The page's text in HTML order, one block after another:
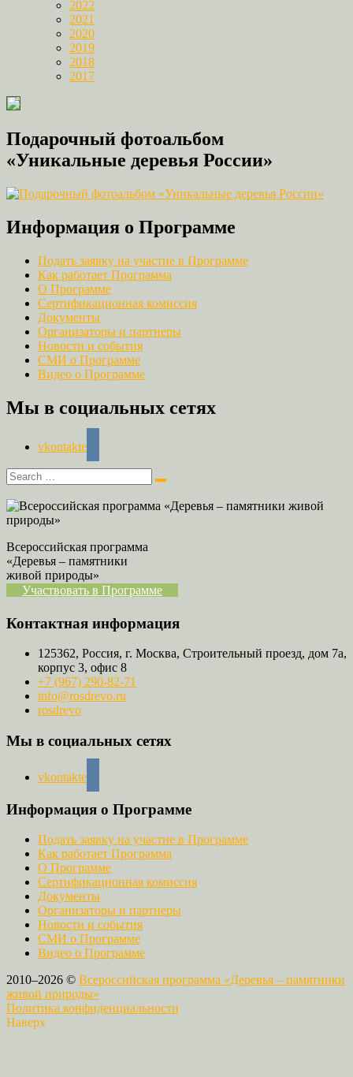
2022
2021
2020
2019
2018
2017
Подарочный фотоальбом
«Уникальные деревья России»
Информация о Программе
Подать заявку на участие в Программе
Как работает Программа
О Программе
Сертификационная комиссия
Документы
Организаторы и партнеры
Новости и события
СМИ о Программе
Видео о Программе
Мы в социальных сетях
vkontakte
Всероссийская программа
«Деревья – памятники
живой природы»
Участвовать в Программе
Контактная информация
125362, Россия, г. Москва, Строительный проезд, дом 7а,
корпус 3, офис 8
+7 (967) 290-82-71
info@rosdrevo.ru
rosdrevo
Мы в социальных сетях
vkontakte
Информация о Программе
Подать заявку на участие в Программе
Как работает Программа
О Программе
Сертификационная комиссия
Документы
Организаторы и партнеры
Новости и события
СМИ о Программе
Видео о Программе
2010–2026 © Всероссийская программа «Деревья – памятники
живой природы»
Политика конфиденциальности
Наверх